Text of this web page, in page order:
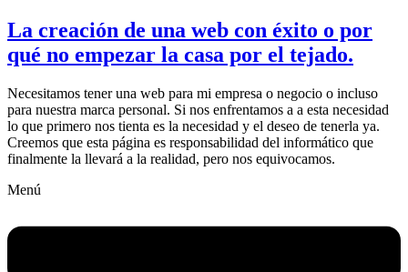
La creación de una web con éxito o por
qué no empezar la casa por el tejado.
Necesitamos tener una web para mi empresa o negocio o incluso
para nuestra marca personal. Si nos enfrentamos a a esta necesidad
lo que primero nos tienta es la necesidad y el deseo de tenerla ya.
Creemos que esta página es responsabilidad del informático que
finalmente la llevará a la realidad, pero nos equivocamos.
Menú